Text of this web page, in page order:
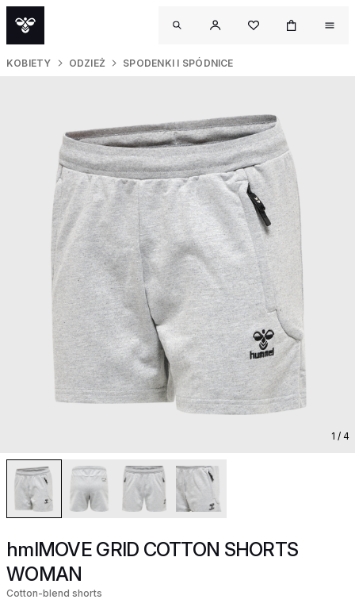
KOBIETY ODZIEŻ SPODENKI I SPÓDNICE
1 / 4
hmlMOVE GRID COTTON SHORTS
WOMAN
Cotton-blend shorts